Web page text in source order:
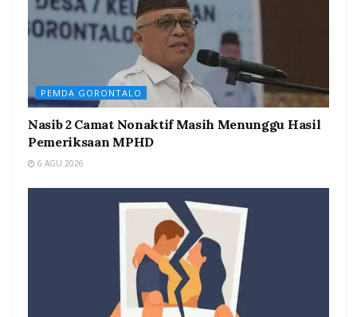
PEMDA GORONTALO
Nasib 2 Camat Nonaktif Masih Menunggu Hasil
Pemeriksaan MPHD
6 AGU 2026